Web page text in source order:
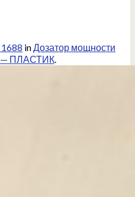
inДозатор мощности
— ПЛАСТИК.